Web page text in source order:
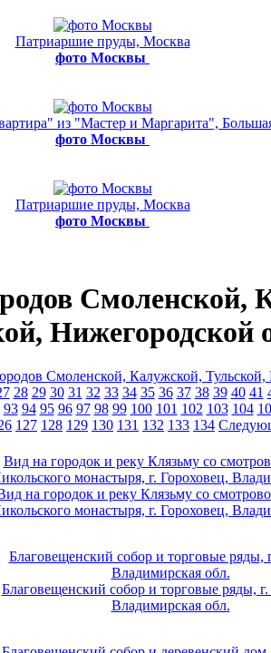
Патриаршие пруды, Москва
фото Москвы
из "Мастер и Маргарита",
фото Москвы
Патриаршие пруды, Москва
фото Москвы
Смоленской,
Нижегородской
Смоленской, Калужской,
28 29 30 31 32 33 34 35 36 37 38 39 40 41
93 94 95 96 97 98 99 100 101 102 103 104
127 128 129 130 131 132 133 134
на городок и реку Клязьму со
монастыря, г. Гороховец,
Благовещенский собор и торговые ряды, г.
Владимирская обл.